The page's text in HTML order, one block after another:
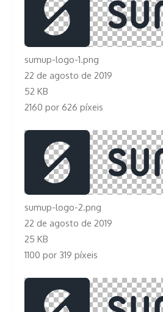
sumup-logo-1.png
22 de agosto de 2019
52 KB
2160 por 626 píxeis
sumup-logo-2.png
22 de agosto de 2019
25 KB
1100 por 319 píxeis